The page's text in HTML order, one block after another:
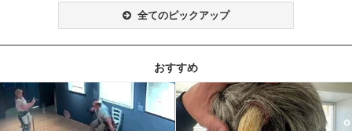
全てのピックアップ
おすすめ
記事を読む